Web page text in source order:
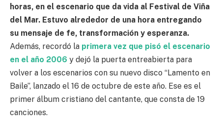
horas, en el escenario que da vida al Festival de Viña
del Mar. Estuvo alrededor de una hora entregando
su mensaje de fe, transformación y esperanza.
Además, recordó la primera vez que pisó el escenario
en el año 2006 y dejó la puerta entreabierta para
volver a los escenarios con su nuevo disco “Lamento en
Baile”, lanzado el 16 de octubre de este año. Ese es el
primer álbum cristiano del cantante, que consta de 19
canciones.